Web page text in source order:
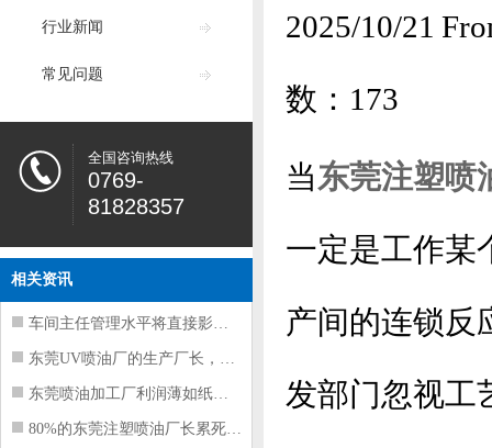
行业新闻
常见问题
全国咨询热线
0769-
81828357
相关资讯
车间主任管理水平将直接影响东莞注塑件
东莞UV喷油厂的生产厂长，到底在给工
东莞喷油加工厂利润薄如纸？这四项基本
80%的东莞注塑喷油厂长累死累活，利
2025/10/21
数： 173
当东莞注塑喷
一定是工作某
产间的连锁反
发部门忽视工